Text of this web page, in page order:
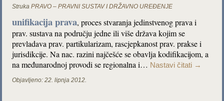
Struka PRAVO – PRAVNI SUSTAV I DRŽAVNO UREĐENJE
unifikacija prava, proces stvaranja jedinstvenog prava i
prav. sustava na području jedne ili više država kojim se
prevladava prav. partikularizam, rascjepkanost prav. prakse i
jurisdikcije. Na nac. razini najčešće se obavlja kodifikacijom, a
na međunarodnoj provodi se regionalna i… Nastavi čitati →
Objavljeno: 22. lipnja 2012.